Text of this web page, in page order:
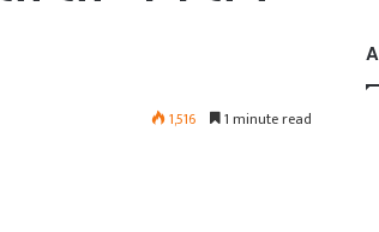
1,516 1 minute read